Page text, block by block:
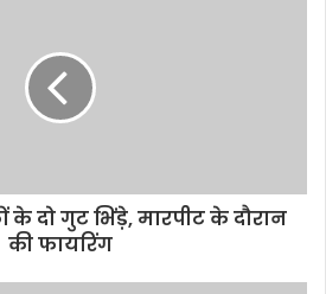
e
दो गुट भिंड़े, मारपीट के दौरान
की फायरिंग